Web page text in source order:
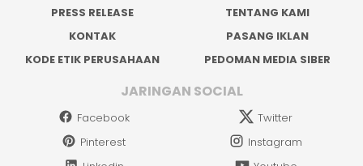
PRESS RELEASE
TENTANG KAMI
KONTAK
PASANG IKLAN
KODE ETIK PERUSAHAAN
PEDOMAN MEDIA SIBER
JARINGAN SOCIAL
Facebook
Twitter
Pinterest
Instagram